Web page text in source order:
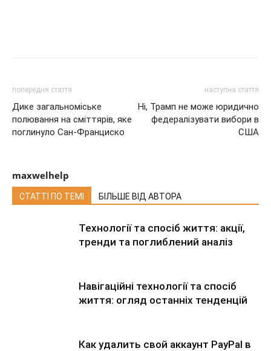
попередня стаття
Дике загальноміське
полювання на сміттярів, яке
поглинуло Сан-Франциско
наступна стаття
Ні, Трамп не може юридично
федералізувати вибори в
США
maxwelhelp
СТАТТІ ПО ТЕМІ БІЛЬШЕ ВІД АВТОРА
Технології та спосіб життя: акції,
тренди та поглиблений аналіз
Навігаційні технології та спосіб
життя: огляд останніх тенденцій
Как удалить свой аккаунт PayPal в